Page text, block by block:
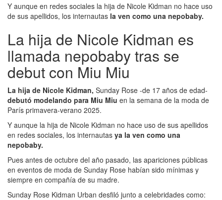
Y aunque en redes sociales la hija de Nicole Kidman no hace uso
de sus apellidos, los internautas la ven como una nepobaby.
La hija de Nicole Kidman es
llamada nepobaby tras se
debut con Miu Miu
La hija de Nicole Kidman, Sunday Rose -de 17 años de edad-
debutó modelando para Miu Miu en la semana de la moda de
París primavera-verano 2025.
Y aunque la hija de Nicole Kidman no hace uso de sus apellidos
en redes sociales, los internautas ya la ven como una
nepobaby.
Pues antes de octubre del año pasado, las apariciones públicas
en eventos de moda de Sunday Rose habían sido mínimas y
siempre en compañía de su madre.
Sunday Rose Kidman Urban desfiló junto a celebridades como: